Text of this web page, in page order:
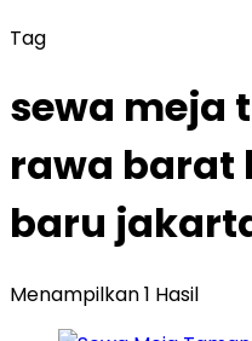
Tag
sewa meja
rawa barat
baru
Menampilkan 1 Hasil